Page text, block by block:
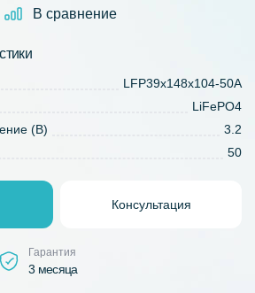
В сравнение
LFP39x148x104-50A
LiFePO4
(В)
3.2
50
Консультация
Гарантия
3 месяца